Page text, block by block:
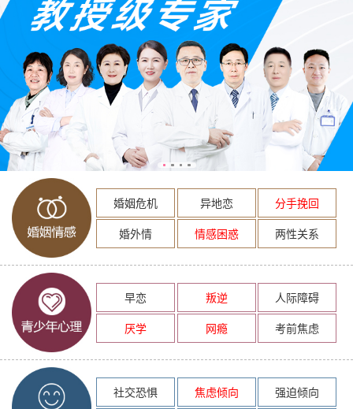
婚姻危机 异地恋
分手挽回
婚外情
情感困惑 两性关系
早恋 叛逆
人际障碍
厌学
网瘾 考前焦虑
社交恐惧 焦虑倾向
强迫倾向